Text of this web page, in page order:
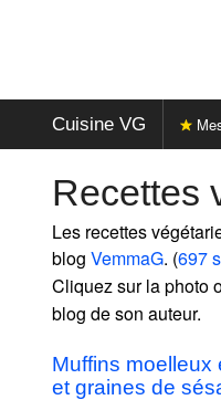
Cuisine VG
Recettes
Les recettes
blog VemmaG. (697
Cliquez sur la photo
blog de son auteur.
Muffins moelleux
et graines de